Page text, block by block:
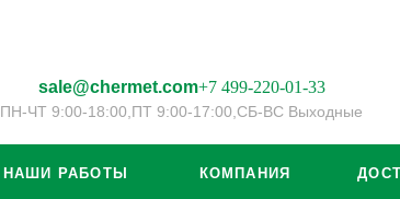
sale@chermet.com+7 499-220-01-33
ПН-ЧТ 9:00-18:00, ПТ 9:00-17:00, СБ-ВС Выходные
НАШИ РАБОТЫ КОМПАНИЯ